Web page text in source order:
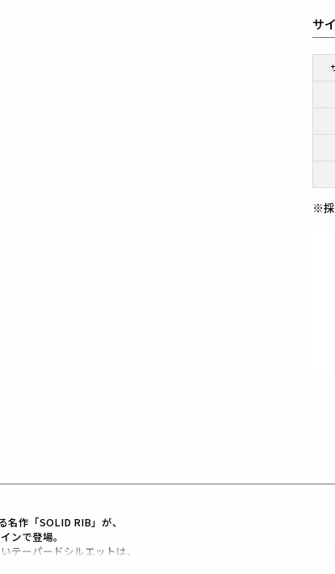
サ
※採
名作「SOLID RIB」が、
ンで登場。
テーパードシルエットは、
により完成された、究極の仕上がりです。